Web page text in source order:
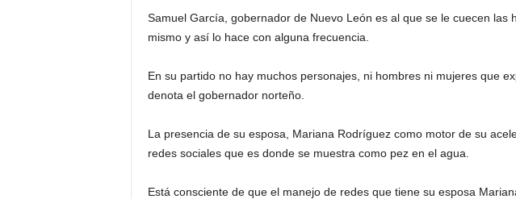
Samuel García, gobernador de Nuevo León es al que se le cuecen las
mismo y así lo hace con alguna frecuencia.
En su partido no hay muchos personajes, ni hombres ni mujeres que
denota el gobernador norteño.
La presencia de su esposa, Mariana Rodríguez como motor de su
redes sociales que es donde se muestra como pez en el agua.
Está consciente de que el manejo de redes que tiene su esposa